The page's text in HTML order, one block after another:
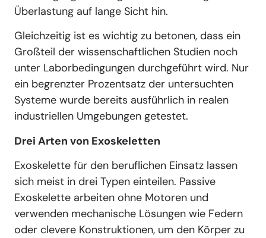
Überlastung auf lange Sicht hin.
Gleichzeitig ist es wichtig zu betonen, dass ein
Großteil der wissenschaftlichen Studien noch
unter Laborbedingungen durchgeführt wird. Nur
ein begrenzter Prozentsatz der untersuchten
Systeme wurde bereits ausführlich in realen
industriellen Umgebungen getestet.
Drei Arten von Exoskeletten
Exoskelette für den beruflichen Einsatz lassen
sich meist in drei Typen einteilen. Passive
Exoskelette arbeiten ohne Motoren und
verwenden mechanische Lösungen wie Federn
oder clevere Konstruktionen, um den Körper zu